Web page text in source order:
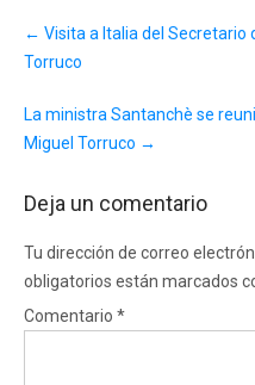
navigation
← Visita a Italia del Secretario
Torruco
La ministra Santanchè se
Miguel Torruco →
Deja un comentario
Tu dirección de correo
obligatorios están marcados
Comentario *